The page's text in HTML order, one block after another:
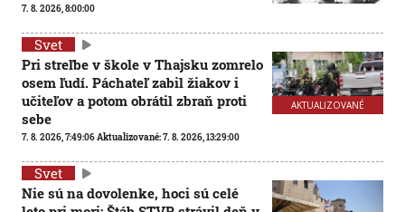
7. 8. 2026, 8:00:00
AKTUALIZOVANÉ
Svet
Pri streľbe v škole v Thajsku zomrelo
osem ľudí. Páchateľ zabil žiakov i
učiteľov a potom obrátil zbraň proti
sebe
7. 8. 2026, 7:49:06Aktualizované:7. 8. 2026, 13:29:00
Svet
Nie sú na dovolenke, hoci sú celé